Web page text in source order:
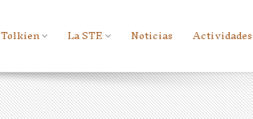
Tolkien La STE Noticias Actividades